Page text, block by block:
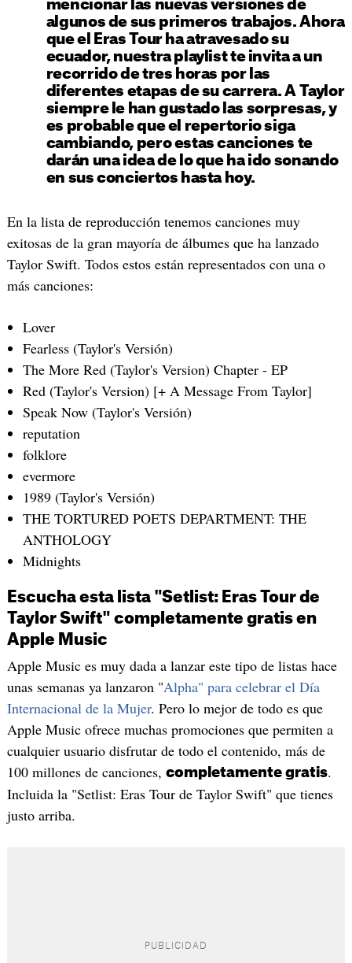
mencionar las nuevas versiones de
algunos de sus primeros trabajos. Ahora
que el Eras Tour ha atravesado su
ecuador, nuestra playlist te invita a un
recorrido de tres horas por las
diferentes etapas de su carrera. A Taylor
siempre le han gustado las sorpresas, y
es probable que el repertorio siga
cambiando, pero estas canciones te
darán una idea de lo que ha ido sonando
en sus conciertos hasta hoy.
En la lista de reproducción tenemos canciones muy
exitosas de la gran mayoría de álbumes que ha lanzado
Taylor Swift. Todos estos están representados con una o
más canciones:
Lover
Fearless (Taylor's Versión)
The More Red (Taylor's Version) Chapter - EP
Red (Taylor's Version) [+ A Message From Taylor]
Speak Now (Taylor's Versión)
reputation
folklore
evermore
1989 (Taylor's Versión)
THE TORTURED POETS DEPARTMENT: THE
ANTHOLOGY
Midnights
Escucha esta lista "Setlist: Eras Tour de
Taylor Swift" completamente gratis en
Apple Music
Apple Music es muy dada a lanzar este tipo de listas hace
unas semanas ya lanzaron "Alpha" para celebrar el Día
Internacional de la Mujer. Pero lo mejor de todo es que
Apple Music ofrece muchas promociones que permiten a
cualquier usuario disfrutar de todo el contenido, más de
100 millones de canciones, completamente gratis.
Incluida la "Setlist: Eras Tour de Taylor Swift" que tienes
justo arriba.